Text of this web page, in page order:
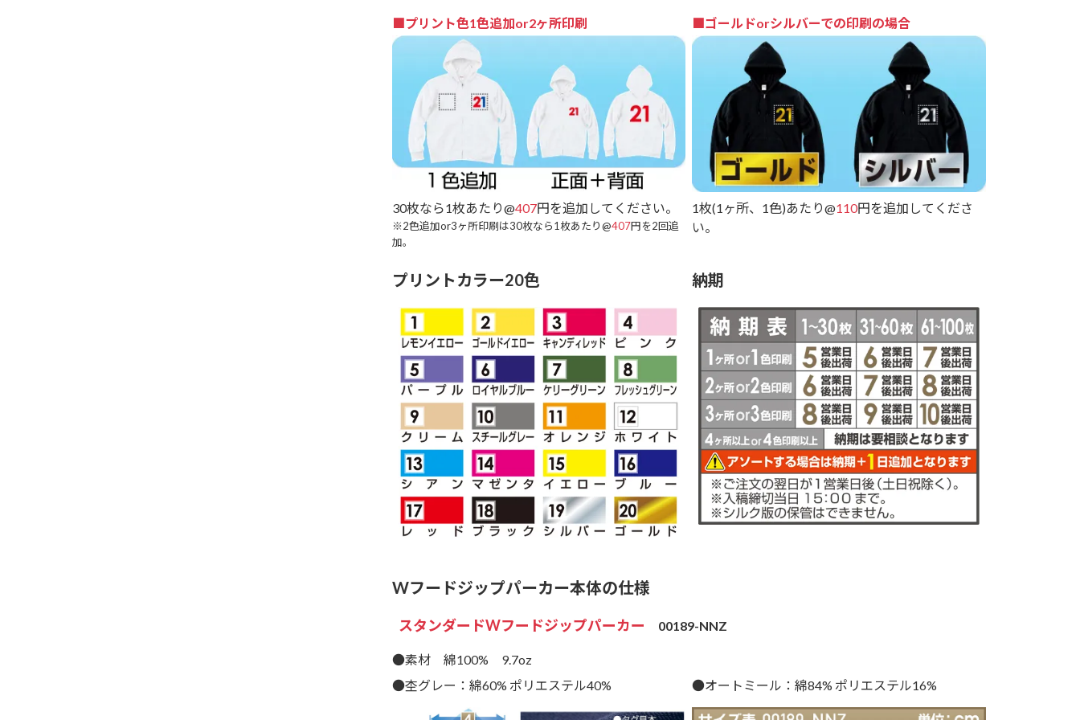
■プリント色1色追加or2ヶ所印刷
30枚なら1枚あたり@407円を追加してください。
※2色追加or3ヶ所印刷は30枚なら1枚あたり@407円を2回追
加。
■ゴールドorシルバーでの印刷の場合
1枚(1ヶ所、1色)あたり@110円を追加してくださ
い。
プリントカラー20色 納期
Wフードジップパーカー本体の仕様
スタンダードWフードジップパーカー 00189-NNZ
●素材 綿100% 9.7oz
●杢グレー：綿60% ポリエステル40%
●オートミール：綿84% ポリエステル16%